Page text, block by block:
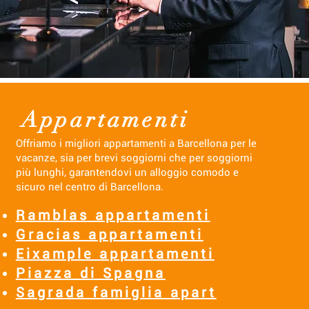
Appartamenti
Offriamo i migliori appartamenti a Barcellona per le
vacanze, sia per brevi soggiorni che per soggiorni
più lunghi, garantendovi un alloggio comodo e
sicuro nel centro di Barcellona.
Ramblas appartamenti
Gracias appartamenti
Eixample appartamenti
Piazza di Spagna
Sagrada famiglia apart